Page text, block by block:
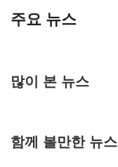
주요 뉴스
많이 본 뉴스
함께 볼만한 뉴스